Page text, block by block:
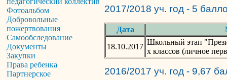
Фотоальбом
Добровольные
пожертвования
Самообследование
Документы
Закупки
Права ребенка
Партнерское
2017/2018 уч. год - 5
Дата
18.10.2017
Школьный этап
х классов (личное
2016/2017 уч. год - 9,67